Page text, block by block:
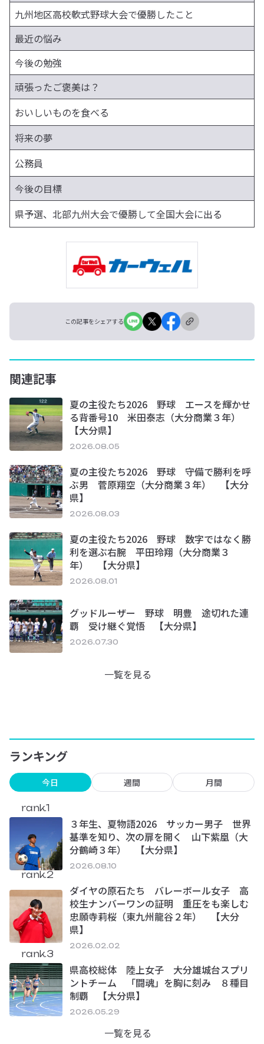
九州地区高校軟式野球大会で優勝したこと
最近の悩み
今後の勉強
頑張ったご褒美は？
おいしいものを食べる
将来の夢
公務員
今後の目標
県予選、北部九州大会で優勝して全国大会に出る
この記事をシェアする
関連記事
夏の主役たち2026 野球 エースを輝かせ
る背番号10 米田泰志（大分商業３年）
【大分県】
2026.08.05
夏の主役たち2026 野球 守備で勝利を呼
ぶ男 菅原翔空（大分商業３年） 【大分
県】
2026.08.03
夏の主役たち2026 野球 数字ではなく勝
利を選ぶ右腕 平田玲翔（大分商業３
年） 【大分県】
2026.08.01
グッドルーザー 野球 明豊 途切れた連
覇 受け継ぐ覚悟 【大分県】
2026.07.30
一覧を見る
ランキング
今日 週間 月間
rank.1
３年生、夏物語2026 サッカー男子 世界
基準を知り、次の扉を開く 山下紫凰（大
分鶴崎３年） 【大分県】
2026.08.10
rank.2
ダイヤの原石たち バレーボール女子 高
校生ナンバーワンの証明 重圧をも楽しむ
忠願寺莉桜（東九州龍谷２年） 【大分
県】
2026.02.02
rank.3
県高校総体 陸上女子 大分雄城台スプリ
ントチーム 「闘魂」を胸に刻み ８種目
制覇 【大分県】
2026.05.29
一覧を見る